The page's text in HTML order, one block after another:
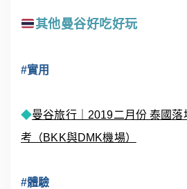
其他曼谷好吃好玩
#實用
◆曼谷旅行｜2019二月份 泰國
考（BKK與DMK機場）
#體驗